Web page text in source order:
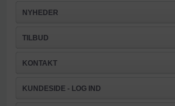
NYHEDER
TILBUD
KONTAKT
KUNDESIDE - LOG IND